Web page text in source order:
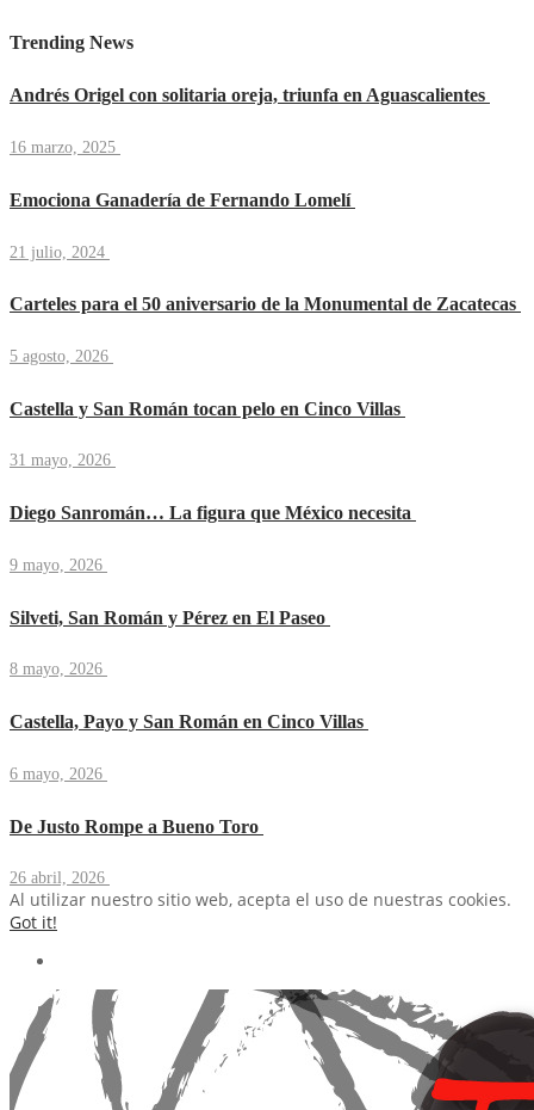
Trending News
Andrés Origel con solitaria oreja, triunfa en Aguascalientes
16 marzo, 2025
Emociona Ganadería de Fernando Lomelí
21 julio, 2024
Carteles para el 50 aniversario de la Monumental de Zacatecas
5 agosto, 2026
Castella y San Román tocan pelo en Cinco Villas
31 mayo, 2026
Diego Sanromán… La figura que México necesita
9 mayo, 2026
Silveti, San Román y Pérez en El Paseo
8 mayo, 2026
Castella, Payo y San Román en Cinco Villas
6 mayo, 2026
De Justo Rompe a Bueno Toro
26 abril, 2026
Al utilizar nuestro sitio web, acepta el uso de nuestras cookies.
Got it!